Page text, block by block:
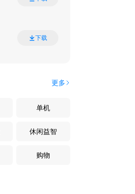
下载
更多
单机
休闲益智
购物